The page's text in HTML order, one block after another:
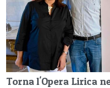
Torna l'Opera Lirica